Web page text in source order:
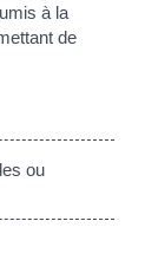
à la
de
ou